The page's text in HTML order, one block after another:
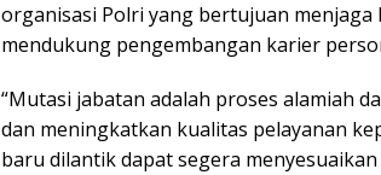
organisasi Polri yang bertujuan
mendukung pengembangan karier
“Mutasi jabatan adalah proses alamiah
dan meningkatkan kualitas pelayanan
baru dilantik dapat segera